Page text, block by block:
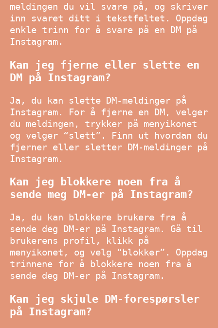
meldingen du vil svare på, og skriver
inn svaret ditt i tekstfeltet. Oppdag
enkle trinn for å svare på en DM på
Instagram.
Kan jeg fjerne eller slette en
DM på Instagram?
Ja, du kan slette DM-meldinger på
Instagram. For å fjerne en DM, velger
du meldingen, trykker på menyikonet
og velger “slett”. Finn ut hvordan du
fjerner eller sletter DM-meldinger på
Instagram.
Kan jeg blokkere noen fra å
sende meg DM-er på Instagram?
Ja, du kan blokkere brukere fra å
sende deg DM-er på Instagram. Gå til
brukerens profil, klikk på
menyikonet, og velg “blokker”. Oppdag
trinnene for å blokkere noen fra å
sende deg DM-er på Instagram.
Kan jeg skjule DM-forespørsler
på Instagram?